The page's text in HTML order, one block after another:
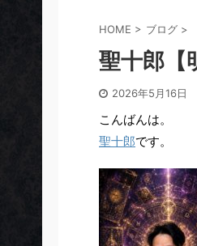
HOME > ブログ >
聖十郎【
2026年5月16日
こんばんは。
聖十郎です。